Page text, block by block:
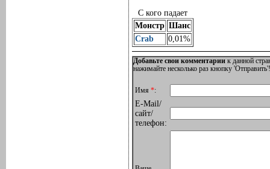
С кого падает
Монстр Шанс
Crab
0,01%
Добавьте свои комментарии к данной
нажимайте несколько раз кнопку
Имя*:
E-Mail/
сайт/
телефон: